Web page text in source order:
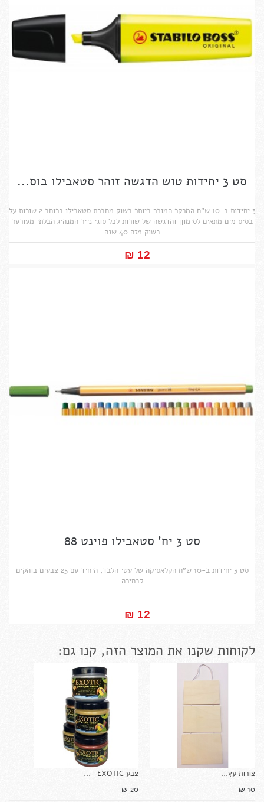
סט 3 יחידות טוש הדגשה זוהר סטאבילו בוס...
3 יחידות ב-10 ש"ח המרקר המוכר ביותר בשוק מחברת סטאבילו ברוחב 2 שורות על
בסיס מים מתאים לסימוןן והדגשה של שורות לכל סוגי נייר המנהיג הבלתי מעורער
בשוק מזה 40 שנה
12 ₪‎
סט 3 יח' סטאבילו פוינט 88
סט 3 יחידות ב-10 ש"ח הקלאסיקה של עטי הלבד, היחיד עם 25 צבעים בוהקים
לבחירה
12 ₪‎
לקוחות שקנו את המוצר הזה, קנו גם:
צבע EXOTIC -...
20 ₪‎
צורות עץ...
10 ₪‎